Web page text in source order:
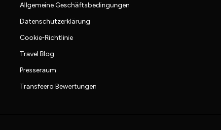
Allgemeine Geschäftsbedingungen
Datenschutzerklärung
Cookie-Richtlinie
Travel Blog
Presseraum
Transfeero Bewertungen